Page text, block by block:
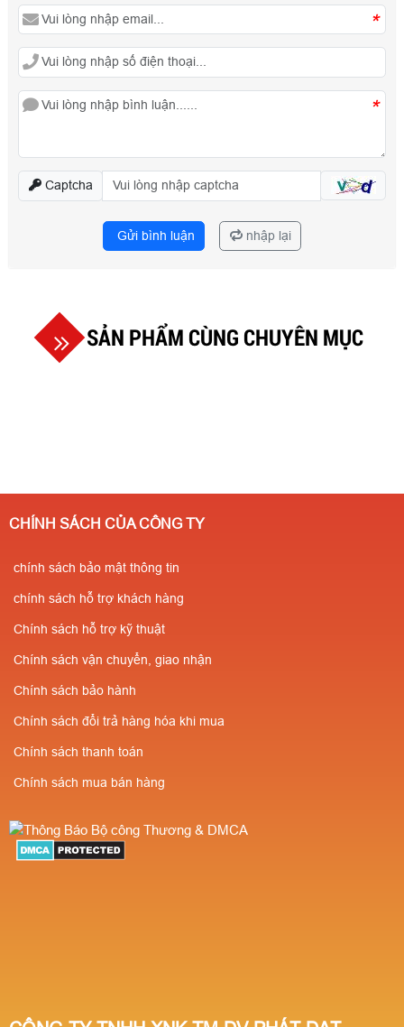
*
*
Captcha
Gửi bình luận nhập lại
SẢN PHẨM CÙNG CHUYÊN MỤC
CHÍNH SÁCH CỦA CÔNG TY
chính sách bảo mật thông tin
chính sách hỗ trợ khách hàng
Chính sách hỗ trợ kỹ thuật
Chính sách vận chuyển, giao nhận
Chính sách bảo hành
Chính sách đổi trả hàng hóa khi mua
Chính sách thanh toán
Chính sách mua bán hàng